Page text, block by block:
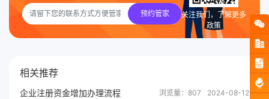
预约管家
关注我们，了解更多
政策
相关推荐
企业注册资金增加办理流程 浏览量：807 2024-08-12